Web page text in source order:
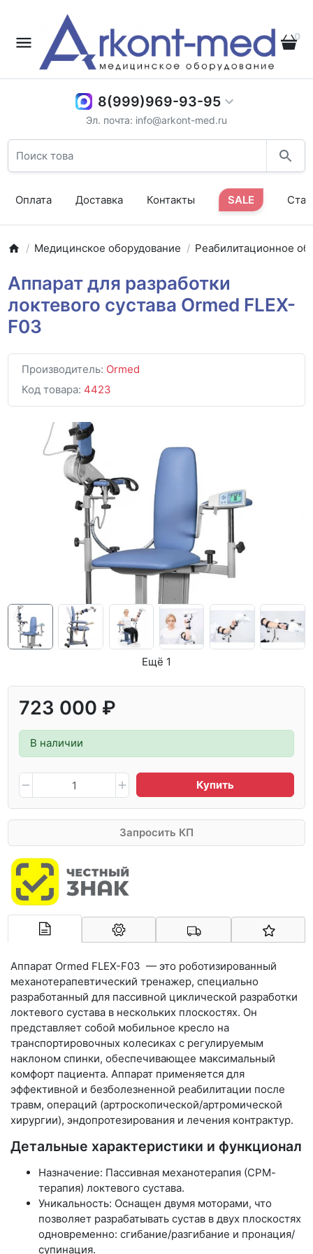
0
8(999)969-93-95
Эл. почта: info@arkont-med.ru
Оплата Доставка Контакты SALE
Медицинское оборудование Реабилитационное
Аппарат для разработки
локтевого сустава Ormed FLEX-
F03
Производитель: Ormed
Код товара: 4423
Ещё 1
723 000 ₽
В наличии
Купить
Запросить КП
Аппарат Ormed FLEX-F03 — это роботизированный
механотерапевтический тренажер, специально
разработанный для пассивной циклической разработки
локтевого сустава в нескольких плоскостях. Он
представляет собой мобильное кресло на
транспортировочных колесиках с регулируемым
наклоном спинки, обеспечивающее максимальный
комфорт пациента. Аппарат применяется для
эффективной и безболезненной реабилитации после
травм, операций (артроскопической/артромической
хирургии), эндопротезирования и лечения контрактур.
Детальные характеристики и функционал
Назначение: Пассивная механотерапия (СРМ-
терапия) локтевого сустава.
Уникальность: Оснащен двумя моторами, что
позволяет разрабатывать сустав в двух плоскостях
одновременно: сгибание/разгибание и пронация/
супинация.